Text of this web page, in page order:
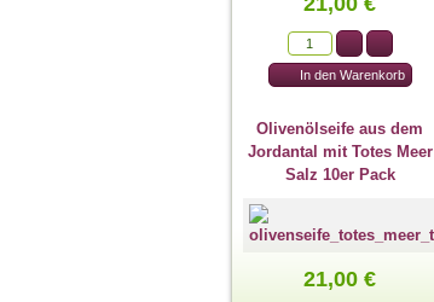
Olivenölseife aus dem
Jordantal mit Totes Meer
Salz 10er Pack
21,00 €